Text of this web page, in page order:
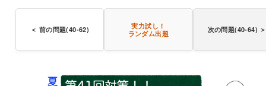
効果が薄い
＜ 前の問題(40-62)
実力試し！
ランダム出題
次の問題(40-64) ＞